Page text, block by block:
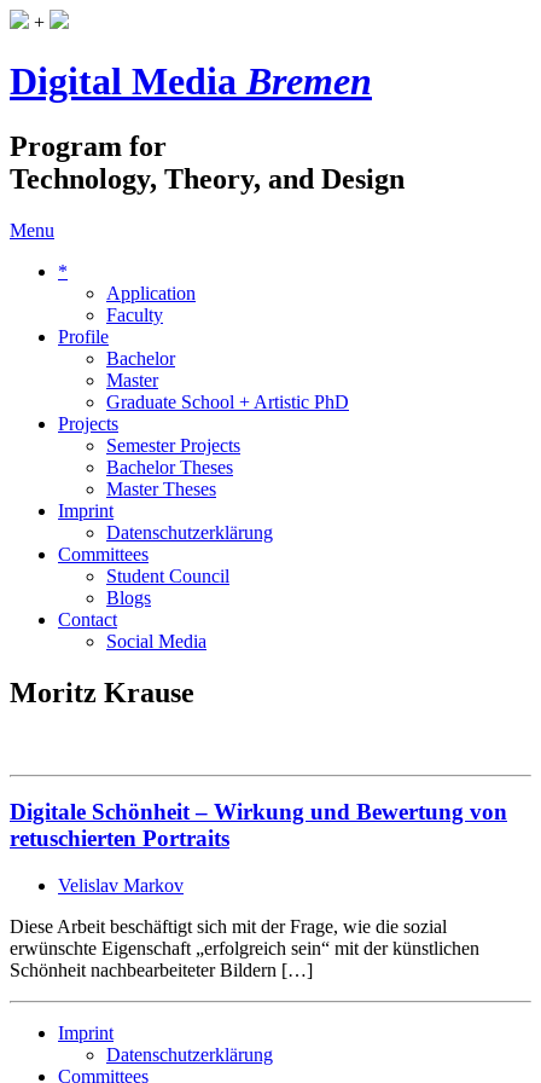
+
Digital MediaBremen
Program for
Technology, Theory, and Design
Menu
*
Application
Faculty
Profile
Bachelor
Master
Graduate School + Artistic PhD
Projects
Semester Projects
Bachelor Theses
Master Theses
Imprint
Datenschutzerklärung
Committees
Student Council
Blogs
Contact
Social Media
Moritz Krause
Digitale Schönheit – Wirkung und Bewertung von
retuschierten Portraits
Velislav Markov
Diese Arbeit beschäftigt sich mit der Frage, wie die sozial
erwünschte Eigenschaft „erfolgreich sein“ mit der künstlichen
Schönheit nachbearbeiteter Bildern […]
Imprint
Datenschutzerklärung
Committees